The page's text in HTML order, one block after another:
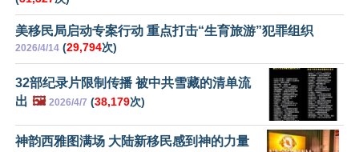
美移民局启动专案行动 重点打击“生育旅游”犯罪组织
2026/4/14 (29,794次)
32部纪录片限制传播 被中共雪藏的清单流
出 🖼️ 2026/4/7 (38,179次)
神韵西雅图满场 大陆新移民感到神的力量